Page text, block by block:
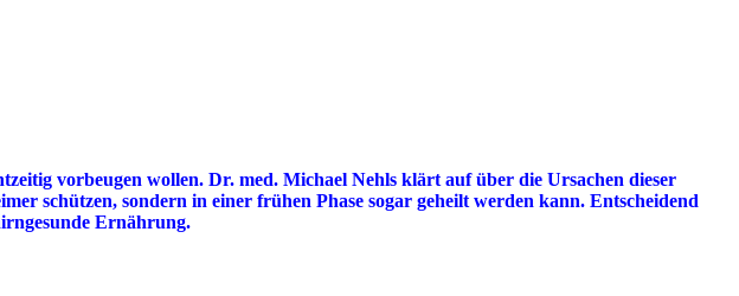
vorbeugen wollen. Dr. med. Michael Nehls klärt auf über die Ursachen dieser
schützen, sondern in einer frühen Phase sogar geheilt werden kann. Entscheidend
Ernährung.